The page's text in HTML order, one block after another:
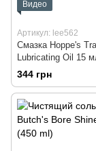
Видео
Артикул: lee562
Смазка Hoppe's
Lubricating Oil 15
344 грн